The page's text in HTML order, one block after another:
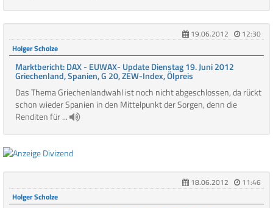
19.06.2012
12:30
Holger Scholze
Marktbericht: DAX - EUWAX- Update Dienstag 19. Juni 2012
Griechenland, Spanien, G 20, ZEW-Index, Ölpreis
Das Thema Griechenlandwahl ist noch nicht abgeschlossen, da rückt
schon wieder Spanien in den Mittelpunkt der Sorgen, denn die
Renditen für ...
18.06.2012
11:46
Holger Scholze